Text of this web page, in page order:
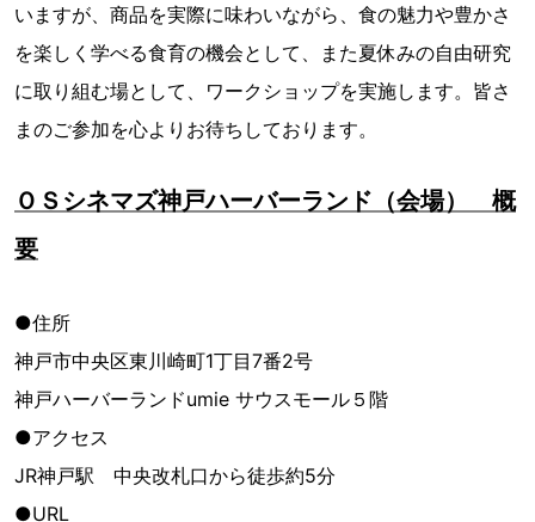
いますが、商品を実際に味わいながら、食の魅力や豊かさ
を楽しく学べる食育の機会として、また夏休みの自由研究
に取り組む場として、ワークショップを実施します。皆さ
まのご参加を心よりお待ちしております。
ＯＳシネマズ神戸ハーバーランド（会場） 概
要
●住所
神戸市中央区東川崎町1丁目7番2号
神戸ハーバーランドumie サウスモール５階
●アクセス
JR神戸駅 中央改札口から徒歩約5分
●URL